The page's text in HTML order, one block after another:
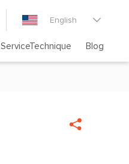
English 
ServiceTechnique Blog
